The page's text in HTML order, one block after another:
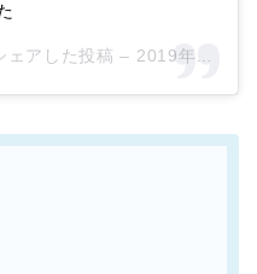
アした投稿 – 2019年 5月月9日午前1時09分PDT